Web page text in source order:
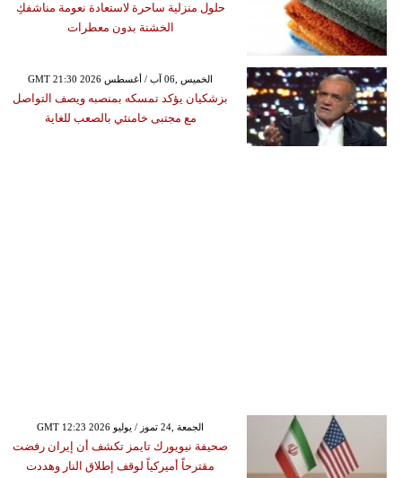
حلول منزلية ساحرة لاستعادة نعومة مناشفكِ
الخشنة بدون معطرات
GMT 21:30 2026 الخميس ,06 آب / أغسطس
بزشكيان يؤكد تمسكه بمنصبه ويصف التواصل
مع مجتبى خامنئي بالصعب للغاية
GMT 12:23 2026 الجمعة ,24 تموز / يوليو
صحيفة نيويورك تايمز تكشف أن إيران رفضت
مقترحاً أميركياً لوقف إطلاق النار وهددت